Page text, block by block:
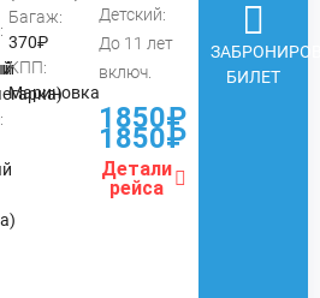
Багаж:
370₽
КПП:
Мариновка
Детский:
До 11 лет
включ.
1850₽
1850₽
Детали
рейса
БИЛЕТ